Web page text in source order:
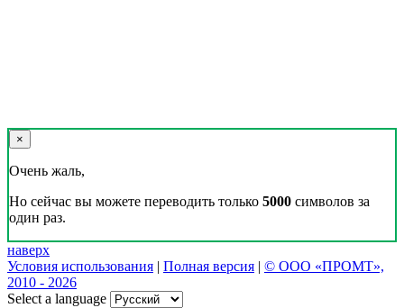
×
Очень жаль,
Но сейчас вы можете переводить только 5000 символов за
один раз.
наверх
Условия использования | Полная версия | © ООО «ПРОМТ»,
2010 - 2026
Select a language